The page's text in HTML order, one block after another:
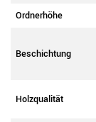
Ordnerhöhe
Beschichtung
Holzqualität